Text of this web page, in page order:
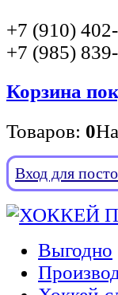
+7 (910)
+7 (985)
Корзина
Товаров: 0
Вход для
Выгодно